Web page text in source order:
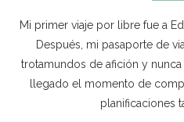
Mi primer viaje por libre fue a
Después, mi pasaporte de
trotamundos de afición y
llegado el momento de
planificaciones